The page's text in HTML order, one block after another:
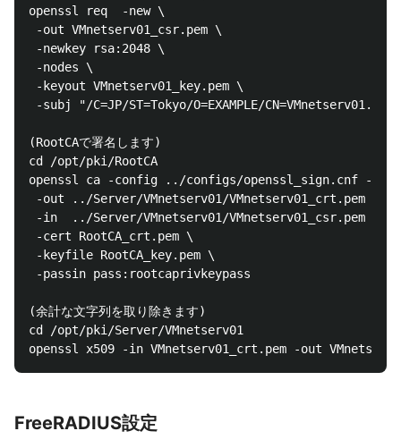
openssl req  -new \
-out VMnetserv01_csr.pem \
-newkey rsa:2048 \
-nodes \
-keyout VMnetserv01_key.pem \
-subj "/C=JP/ST=Tokyo/O=EXAMPLE/
(RootCAで署名します)
cd /opt/pki/RootCA
openssl ca -config ../configs/openssl_sign.cnf -
-out ../Server/VMnetserv01/VMnetserv01_crt.pem \
-in  ../Server/VMnetserv01/VMnetserv01_csr.pem \
-cert RootCA_crt.pem \
-keyfile RootCA_key.pem \
-passin pass:rootcaprivkeypass
(余計な文字列を取り除きます)
cd /opt/pki/Server/VMnetserv01
FreeRADIUS設定